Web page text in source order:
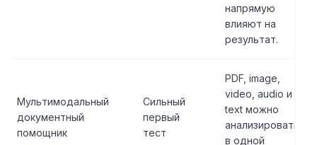
напрямую
влияют на
результат.
Мультимодальный
документный
помощник
Сильный
первый
тест
PDF, image,
video, audio и
text можно
анализировать
в одной